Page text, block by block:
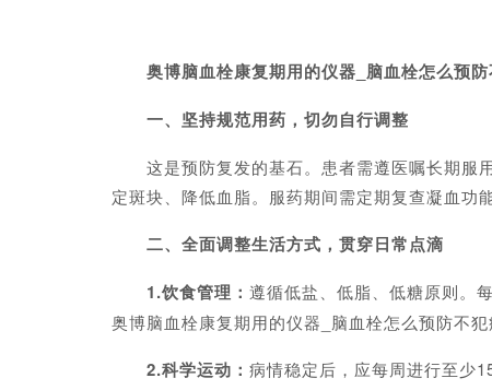
奥博脑血栓康复期用的仪器_脑血栓怎么预
一、坚持规范用药，切勿自行调整
这是预防复发的基石。患者需遵医嘱长期服
定斑块、降低血脂。服药期间需定期复查凝血功
二、全面调整生活方式，贯穿日常点滴
1.饮食管理： 遵循低盐、低脂、低糖原则。
奥博脑血栓康复期用的仪器_脑血栓怎么预防不犯
2.科学运动： 病情稳定后，应每周进行至少